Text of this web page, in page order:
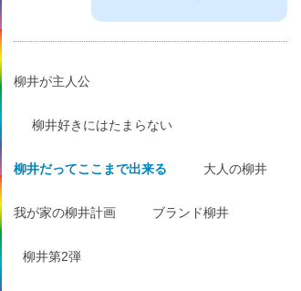
柳井が主人公
柳井好きにはたまらない
柳井だってここまで出来る 大人の柳井
我が家の柳井計画 ブランド柳井
柳井第2弾